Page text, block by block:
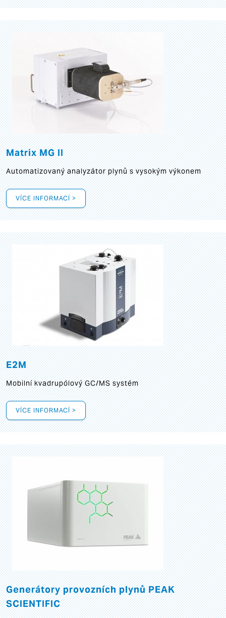
Matrix MG II
Automatizovaný analyzátor plynů s vysokým výkonem
VÍCE INFORMACÍ >
E2M
Mobilní kvadrupólový GC/MS systém
VÍCE INFORMACÍ >
Generátory provozních plynů PEAK
SCIENTIFIC